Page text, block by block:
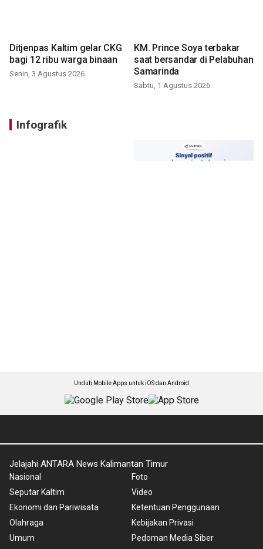
Ditjenpas Kaltim gelar CKG
bagi 12 ribu warga binaan
Senin, 3 Agustus 2026
KM. Prince Soya terbakar
saat bersandar di Pelabuhan
Samarinda
Sabtu, 1 Agustus 2026
Infografik
Unduh Mobile Apps untuk iOS dan Android
Jelajahi ANTARA News Kalimantan Timur
Nasional
Seputar Kaltim
Ekonomi dan Pariwisata
Olahraga
Umum
Foto
Video
Ketentuan Penggunaan
Kebijakan Privasi
Pedoman Media Siber